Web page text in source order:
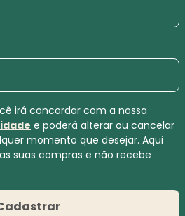
irá concordar com a nossa
e poderá alterar ou cancelar
momento que desejar. Aqui
suas compras e não recebe